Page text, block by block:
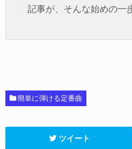
記事が、そんな始めの一
簡単に弾ける定番曲
ツイート